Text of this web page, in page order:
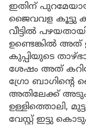
ഇതിന്
ജൈവവള കൂട്ടു
വീട്ടിൽ
ഉണ്ടെങ്കിൽ അത്
കുപ്പിയുടെ
ശേഷം അത്
ഗ്രോ ബാഗിന്റെ
അതിലേക്ക്
ഉള്ളിത്തൊലി,
വേസ്റ്റ് ഇട്ടു